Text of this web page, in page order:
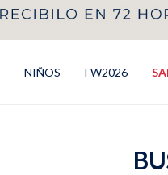
NIÑOS FW2026